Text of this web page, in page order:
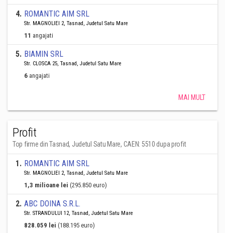
4. ROMANTIC AIM SRL
Str. MAGNOLIEI 2, Tasnad, Judetul Satu Mare
11 angajati
5. BIAMIN SRL
Str. CLOSCA 25, Tasnad, Judetul Satu Mare
6 angajati
MAI MULT
Profit
Top firme din Tasnad, Judetul Satu Mare, CAEN: 5510 dupa profit
1. ROMANTIC AIM SRL
Str. MAGNOLIEI 2, Tasnad, Judetul Satu Mare
1,3 milioane lei (295.850 euro)
2. ABC DOINA S.R.L.
Str. STRANDULUI 12, Tasnad, Judetul Satu Mare
828.059 lei (188.195 euro)